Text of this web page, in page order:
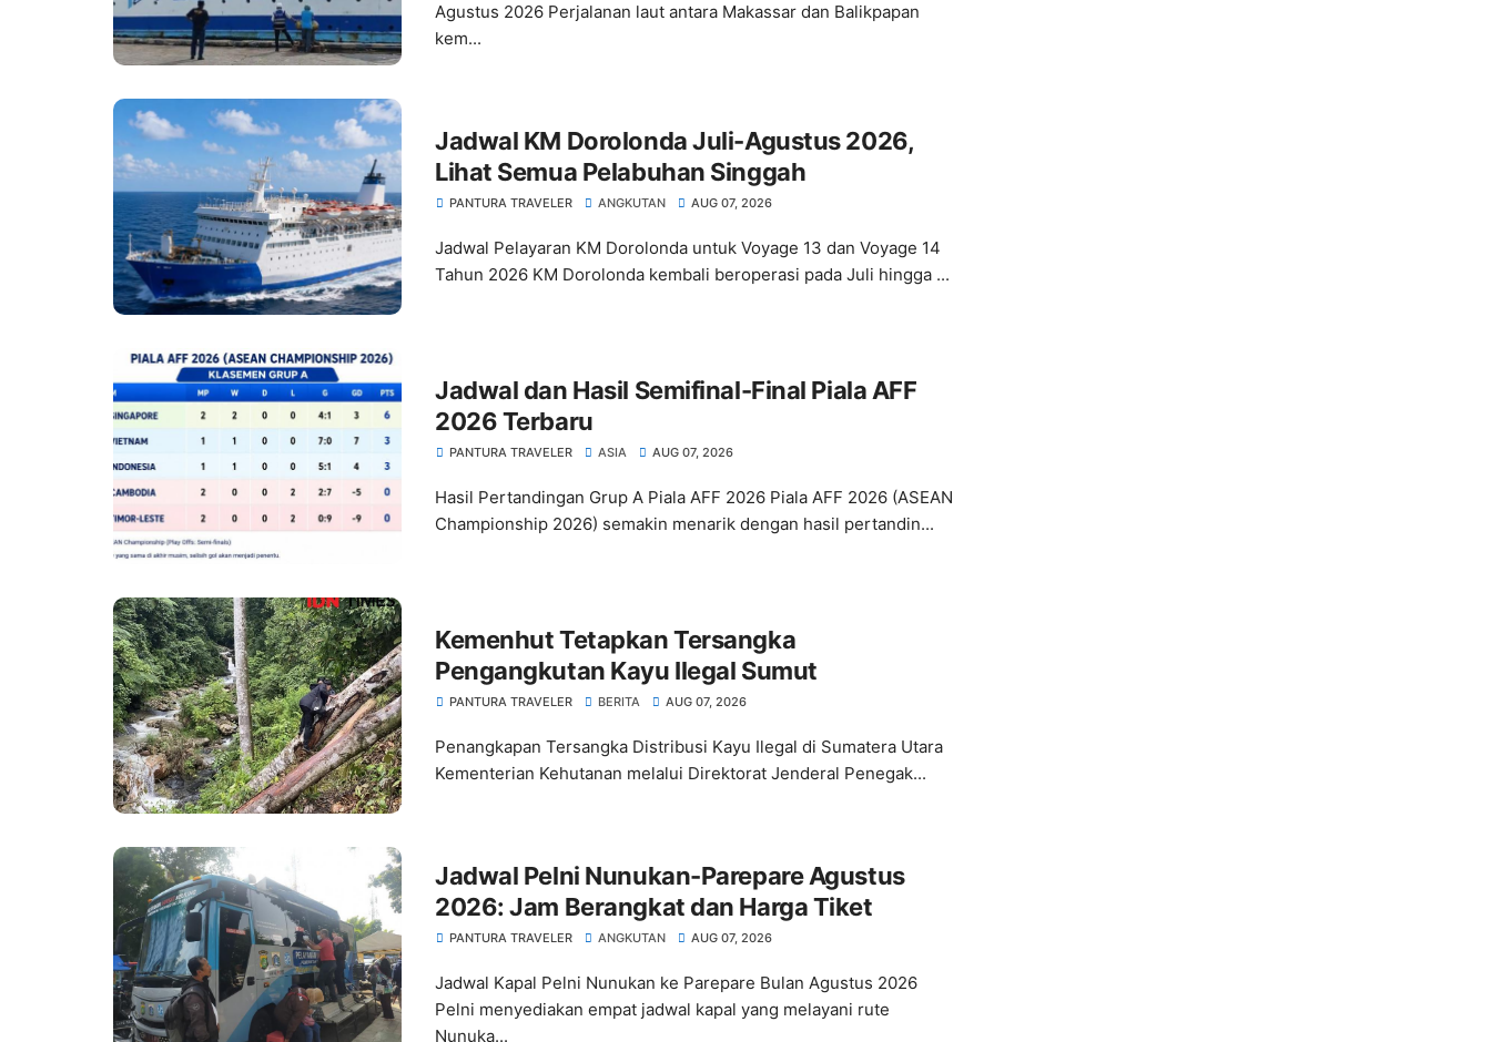
Agustus 2026 Perjalanan laut antara Makassar dan Balikpapan
kem...
Jadwal KM Dorolonda Juli-Agustus 2026,
Lihat Semua Pelabuhan Singgah
PANTURA TRAVELER ANGKUTAN AUG 07, 2026
Jadwal Pelayaran KM Dorolonda untuk Voyage 13 dan Voyage 14
Tahun 2026 KM Dorolonda kembali beroperasi pada Juli hingga ...
Jadwal dan Hasil Semifinal-Final Piala AFF
2026 Terbaru
PANTURA TRAVELER ASIA AUG 07, 2026
Hasil Pertandingan Grup A Piala AFF 2026 Piala AFF 2026 (ASEAN
Championship 2026) semakin menarik dengan hasil pertandin...
Kemenhut Tetapkan Tersangka
Pengangkutan Kayu Ilegal Sumut
PANTURA TRAVELER BERITA AUG 07, 2026
Penangkapan Tersangka Distribusi Kayu Ilegal di Sumatera Utara
Kementerian Kehutanan melalui Direktorat Jenderal Penegak...
Jadwal Pelni Nunukan-Parepare Agustus
2026: Jam Berangkat dan Harga Tiket
PANTURA TRAVELER ANGKUTAN AUG 07, 2026
Jadwal Kapal Pelni Nunukan ke Parepare Bulan Agustus 2026
Pelni menyediakan empat jadwal kapal yang melayani rute
Nunuka...